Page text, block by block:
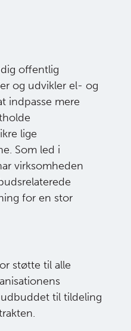
offentlig
og udvikler el- og
indpasse mere
lige
Som led i
virksomheden
for en stor
støtte til alle
til tildeling